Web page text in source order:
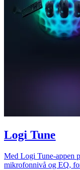
Logi Tune
Med Logi Tune-appen
mikrofonnivå og EQ,